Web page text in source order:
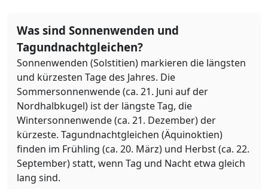
Was sind Sonnenwenden und
Tagundnachtgleichen?
Sonnenwenden (Solstitien) markieren die längsten
und kürzesten Tage des Jahres. Die
Sommersonnenwende (ca. 21. Juni auf der
Nordhalbkugel) ist der längste Tag, die
Wintersonnenwende (ca. 21. Dezember) der
kürzeste. Tagundnachtgleichen (Äquinoktien)
finden im Frühling (ca. 20. März) und Herbst (ca. 22.
September) statt, wenn Tag und Nacht etwa gleich
lang sind.